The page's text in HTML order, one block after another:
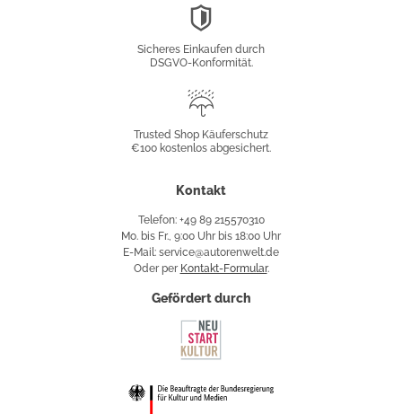
Sicheres Einkaufen durch
DSGVO-Konformität.
Käuferschutz
Trusted Shop Käuferschutz
€100 kostenlos abgesichert.
Kontakt
Telefon: +49 89 215570310
Mo. bis Fr., 9:00 Uhr bis 18:00 Uhr
E-Mail: service@autorenwelt.de
Oder per Kontakt-Formular.
Gefördert durch